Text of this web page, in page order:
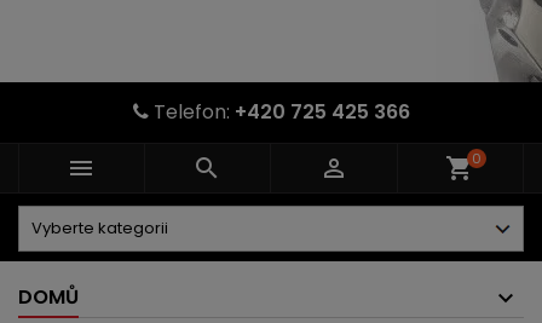
Telefon: +420 725 425 366
   shopping_cart0
DOMŮ